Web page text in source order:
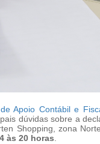
Apoio Contábil e
dúvidas sobre a
Shopping, zona
às 20 horas